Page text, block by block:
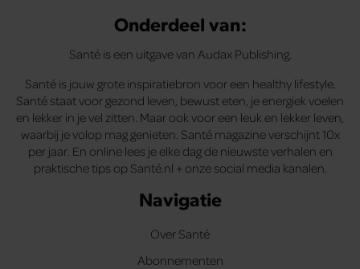
Onderdeel van:
Santé is een uitgave van Audax Publishing.
Santé is jouw grote inspiratiebron voor een healthy lifestyle.
Santé staat voor gezond leven, bewust eten, je energiek voelen
en lekker in je vel zitten. Maar ook voor een leuk en lekker leven,
waarbij je volop mag genieten. Santé magazine verschijnt 10x
per jaar. En online lees je elke dag de nieuwste verhalen en
praktische tips op Santé.nl + onze social media kanalen.
Navigatie
Over Santé
Abonnementen